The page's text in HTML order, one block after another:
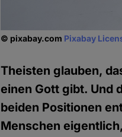
© pixabay.com Pixabay
Theisten glauben,
einen Gott gibt. Und
beiden Positionen
Menschen